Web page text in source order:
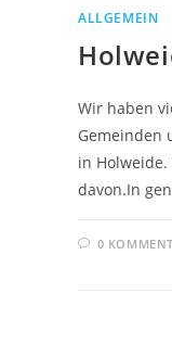
ALLGEMEIN
Wir haben
Gemeinden
in
davon.In
0